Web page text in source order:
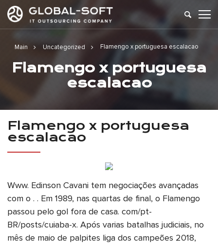
Main Uncategorized Flamengo x portuguesa escalacao
Flamengo x portuguesa
escalacao
Flamengo x portuguesa
escalacao
Www. Edinson Cavani tem negociações avançadas
com o . . Em 1989, nas quartas de final, o Flamengo
passou pelo gol fora de casa. com/pt-
BR/posts/cuiaba-x. Após varias batalhas judiciais, no
mês de maio de palpites liga dos campeões 2018,